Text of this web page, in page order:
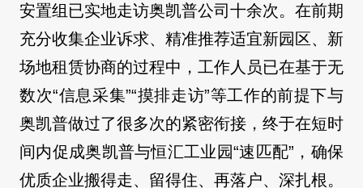
安置组已实地走访奥凯普公司十余次。在前期
充分收集企业诉求、精准推荐适宜新园区、新
场地租赁协商的过程中，工作人员已在基于无
数次“信息采集”“摸排走访”等工作的前提下与
奥凯普做过了很多次的紧密衔接，终于在短时
间内促成奥凯普与恒汇工业园“速匹配”，确保
优质企业搬得走、留得住、再落户、深扎根。